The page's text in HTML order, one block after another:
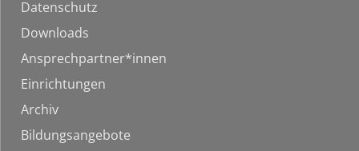
Datenschutz
Downloads
Ansprechpartner*innen
Einrichtungen
Archiv
Bildungsangebote